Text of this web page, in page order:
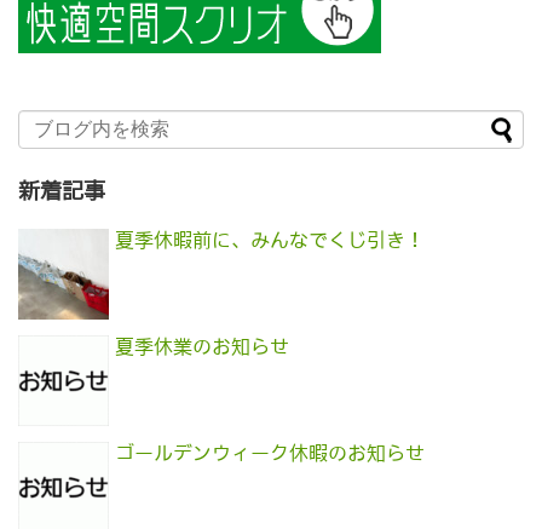
新着記事
夏季休暇前に、みんなでくじ引き！
夏季休業のお知らせ
ゴールデンウィーク休暇のお知らせ